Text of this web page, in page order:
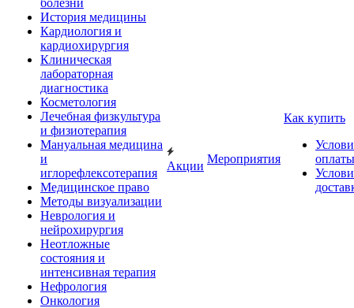
болезни
История медицины
Кардиология и
кардиохирургия
Клиническая
лабораторная
диагностика
Косметология
Лечебная физкультура
и физиотерапия
Мануальная медицина
и
иглорефлексотерапия
Медицинское право
Методы визуализации
Неврология и
нейрохирургия
Неотложные
состояния и
интенсивная терапия
Нефрология
Онкология
Акции
Мероприятия
Как купить
оплаты